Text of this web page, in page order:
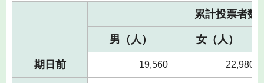
累計投票者数
男（人） 女（人）
期日前 19,560 22,980